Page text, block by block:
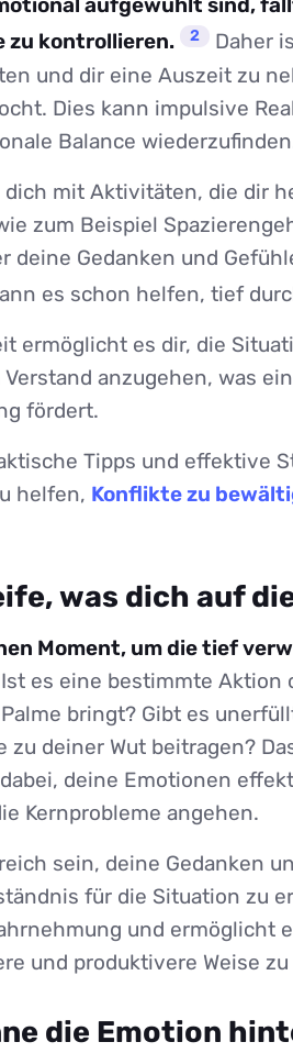
aufgewühlt sind,
zu kontrollieren.
2
Daher
und dir eine Auszeit zu
Dies kann impulsive
Balance
mit Aktivitäten, die dir
zum Beispiel
deine Gedanken und
es schon helfen, tief
ermöglicht es dir, die
anzugehen, was
fördert.
Tipps und effektive
helfen, Konflikte zu
was dich auf
Moment, um die tief
Ist es eine bestimmte Aktion
bringt? Gibt es
zu deiner Wut beitragen?
deine Emotionen
Kernprobleme angehen.
sein, deine Gedanken
für die Situation zu
und ermöglicht
und produktivere Weise
die Emotion